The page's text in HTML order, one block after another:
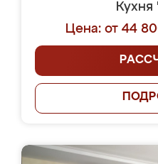
Цена: от 44